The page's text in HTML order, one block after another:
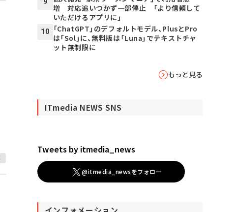
9
増 対応追いつかず一部停止 「より信頼して
いただけるアプリに」
10
「ChatGPT」のデフォルトモデル、PlusとPro
は「Sol」に、無料版は「Luna」でテキストチャ
ット無制限に
もっと見る
ITmedia NEWS SNS
Tweets by itmedia_news
@itmedia_newsをフォロー